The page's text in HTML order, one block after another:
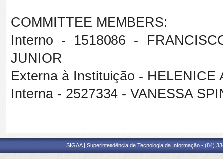
COMMITTEE MEMBERS:
Interno - 1518086 -
JUNIOR
Externa à Instituição - HELENICE
Interna - 2527334 - VANESSA
SIGAA | Superintendência de Tecnologia da Informação - (84)